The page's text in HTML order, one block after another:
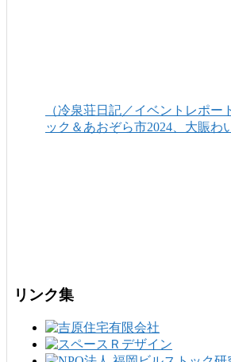
（冷泉荘日記／イベントレポー
ック＆あおぞら市2024、大賑わ
リンク集